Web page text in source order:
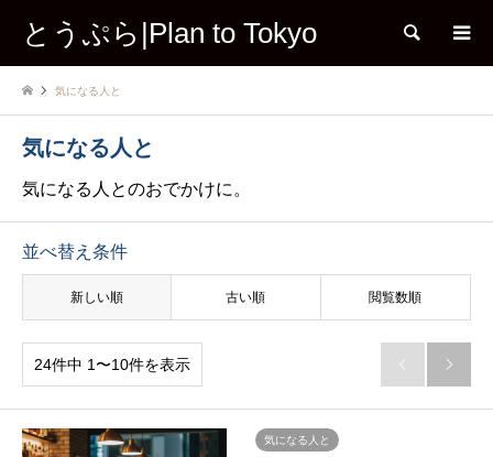
とうぷら|Plan to Tokyo 検索
気になる人と
気になる人と
気になる人とのおでかけに。
並べ替え条件
新しい順 古い順 閲覧数順
24件中 1〜10件を表示  
気になる人と